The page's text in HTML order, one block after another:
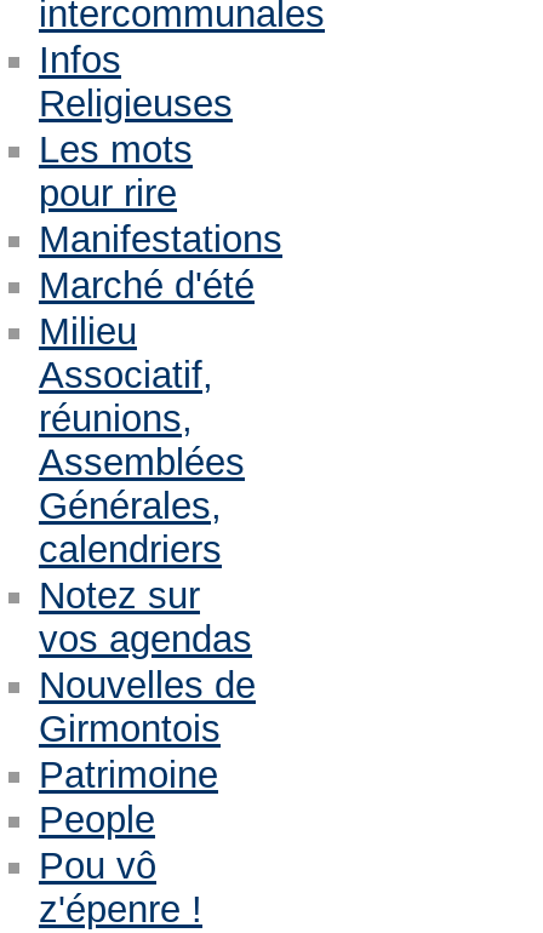
intercommunales
Infos
Religieuses
Les mots
pour rire
Manifestations
Marché d'été
Milieu
Associatif,
réunions,
Assemblées
Générales,
calendriers
Notez sur
vos agendas
Nouvelles de
Girmontois
Patrimoine
People
Pou vô
z'épenre !